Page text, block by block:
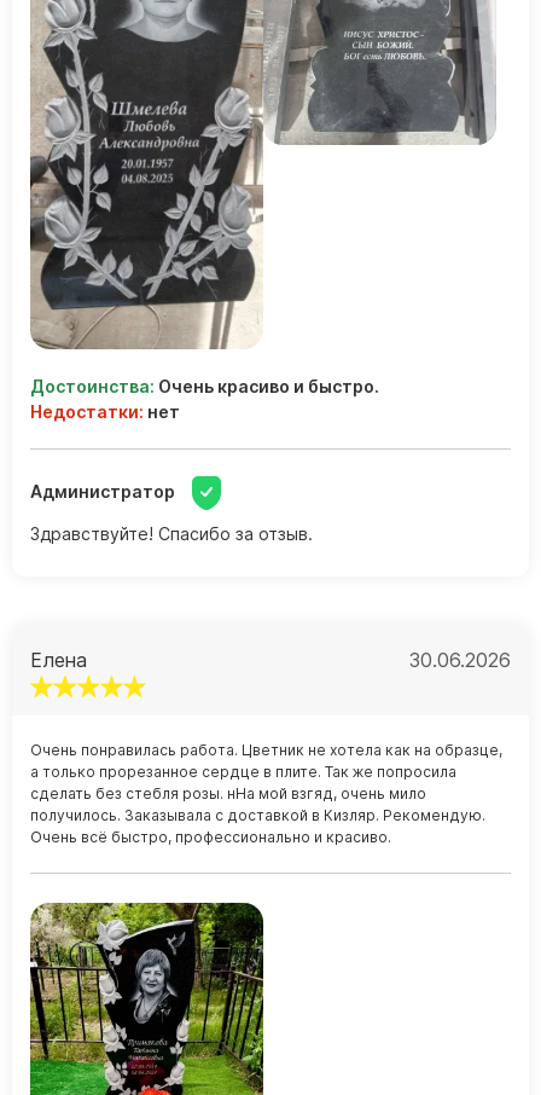
Достоинства: Очень красиво и быстро.
Недостатки: нет
Администратор
Здравствуйте! Спасибо за отзыв.
Елена 30.06.2026
Очень понравилась работа. Цветник не хотела как на образце,
а только прорезанное сердце в плите. Так же попросила
сделать без стебля розы. нНа мой взгяд, очень мило
получилось. Заказывала с доставкой в Кизляр. Рекомендую.
Очень всё быстро, профессионально и красиво.